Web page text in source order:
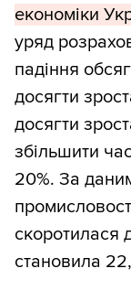
економіки
уряд
падіння
досягти
досягти
збільшити
20%. За
скоротилася
становила